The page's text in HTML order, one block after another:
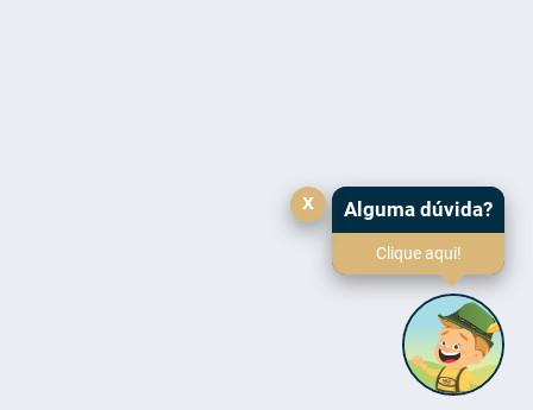
Alguma dúvida?
Clique aqui!
x